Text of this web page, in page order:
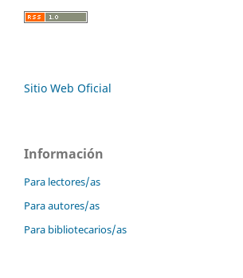
Sitio Web Oficial
Información
Para lectores/as
Para autores/as
Para bibliotecarios/as